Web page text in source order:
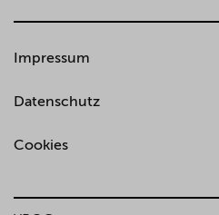
Impressum
Datenschutz
Cookies